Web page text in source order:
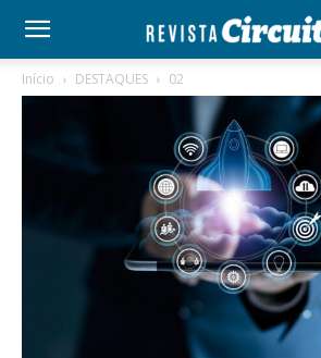
Início DESTAQUES 02